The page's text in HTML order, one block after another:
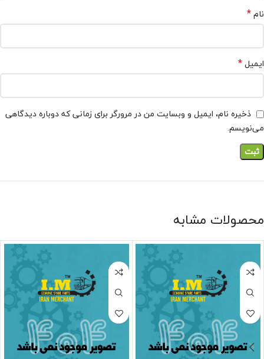
نام*
ایمیل*
ذخیره نام، ایمیل و وبسایت من در مرورگر برای زمانی که دوباره دیدگاهی
می‌نویسم.
محصولات مشابه